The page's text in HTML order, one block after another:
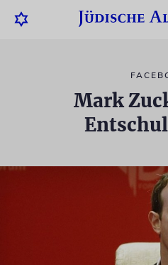
Mark